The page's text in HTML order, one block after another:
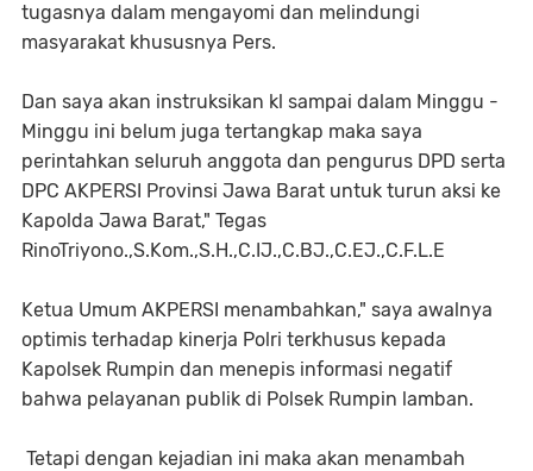
tugasnya dalam mengayomi dan melindungi
masyarakat khususnya Pers.
Dan saya akan instruksikan kl sampai dalam Minggu -
Minggu ini belum juga tertangkap maka saya
perintahkan seluruh anggota dan pengurus DPD serta
DPC AKPERSI Provinsi Jawa Barat untuk turun aksi ke
Kapolda Jawa Barat," Tegas
RinoTriyono.,S.Kom.,S.H.,C.IJ.,C.BJ.,C.EJ.,C.F.L.E
Ketua Umum AKPERSI menambahkan," saya awalnya
optimis terhadap kinerja Polri terkhusus kepada
Kapolsek Rumpin dan menepis informasi negatif
bahwa pelayanan publik di Polsek Rumpin lamban.
Tetapi dengan kejadian ini maka akan menambah